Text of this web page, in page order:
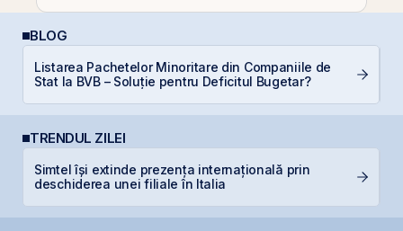
BLOG
Listarea Pachetelor Minoritare din Companiile de
Stat la BVB – Soluție pentru Deficitul Bugetar?
TRENDUL ZILEI
Simtel își extinde prezența internațională prin
deschiderea unei filiale în Italia